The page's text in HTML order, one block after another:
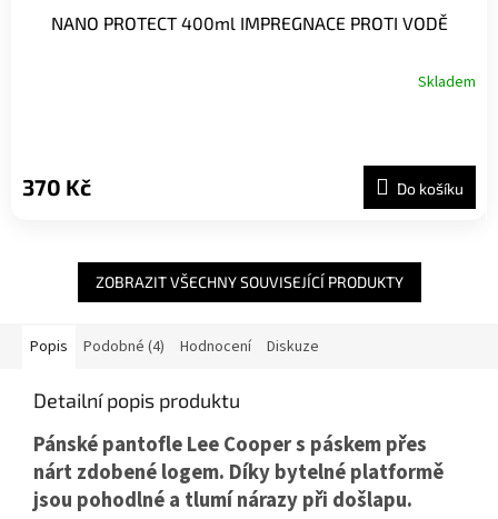
NANO PROTECT 400ml IMPREGNACE PROTI VODĚ
Skladem
370 Kč Do košíku
ZOBRAZIT VŠECHNY SOUVISEJÍCÍ PRODUKTY
Popis Podobné (4) Hodnocení Diskuze
Detailní popis produktu
Pánské pantofle Lee Cooper s páskem přes
nárt zdobené logem. Díky bytelné platformě
jsou pohodlné a tlumí nárazy při došlapu.